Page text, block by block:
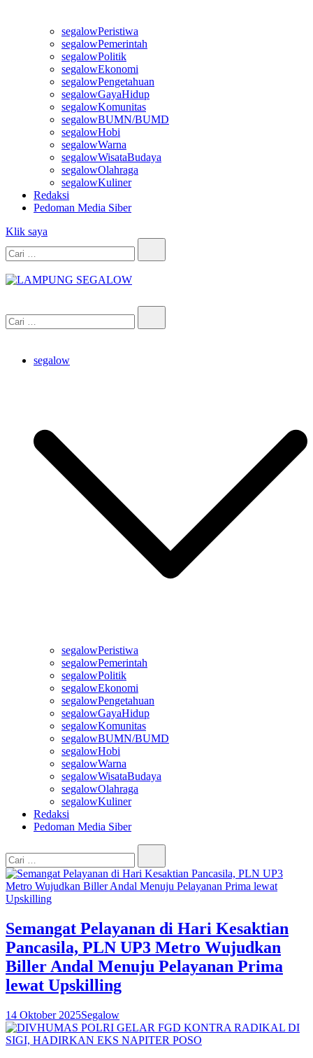
segalowPeristiwa
segalowPemerintah
segalowPolitik
segalowEkonomi
segalowPengetahuan
segalowGayaHidup
segalowKomunitas
segalowBUMN/BUMD
segalowHobi
segalowWarna
segalowWisataBudaya
segalowOlahraga
segalowKuliner
Redaksi
Pedoman Media Siber
Klik saya
segalow
segalowPeristiwa
segalowPemerintah
segalowPolitik
segalowEkonomi
segalowPengetahuan
segalowGayaHidup
segalowKomunitas
segalowBUMN/BUMD
segalowHobi
segalowWarna
segalowWisataBudaya
segalowOlahraga
segalowKuliner
Redaksi
Pedoman Media Siber
Semangat Pelayanan di Hari Kesaktian
Pancasila, PLN UP3 Metro Wujudkan
Biller Andal Menuju Pelayanan Prima
lewat Upskilling
14 Oktober 2025Segalow